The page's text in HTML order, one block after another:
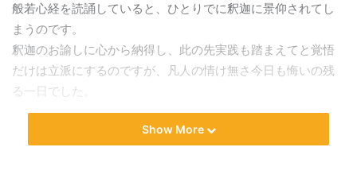
般若心経を読誦していると、ひとりでに釈迦に景仰されてし
まうのです。
釈迦のお諭しに心から納得し、此の先実践も踏まえてと覚悟
だけは立派にするのですが、凡人の情け無さ今日も悔いの残
る一日でした。
前例会のスタッフ及びゲスト
Show More